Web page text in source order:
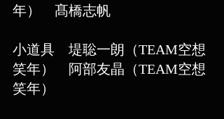
年）　髙橋志帆​
小道具　堤聡一朗（TEAM空想
笑年）　阿部友晶（TEAM空想
笑年）